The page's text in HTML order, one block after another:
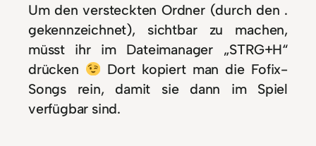
Um den versteckten Ordner (durch den .
gekennzeichnet), sichtbar zu machen,
müsst ihr im Dateimanager „STRG+H“
drücken
Dort kopiert man die Fofix-
Songs rein, damit sie dann im Spiel
verfügbar sind.